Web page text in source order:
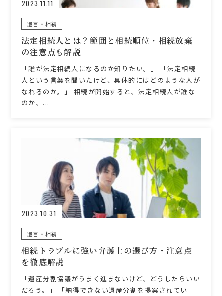
2023.11.11
遺言・相続
法定相続人とは？範囲と相続順位・相続放棄
の注意点も解説
「誰が法定相続人になるのか知りたい。」 「法定相続
人という言葉を聞いたけど、具体的にはどのような人が
なれるのか。」 相続が開始すると、法定相続人が誰な
のか、...
2023.10.31
遺言・相続
相続トラブルに強い弁護士の選び方・注意点
を徹底解説
「遺産分割協議がうまく進まないけど、どうしたらいい
だろう。」 「納得できない遺産分割を提案されてい